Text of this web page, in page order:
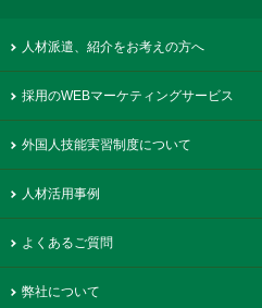
人材派遣、紹介をお考えの方へ
採用のWEBマーケティングサービス
外国人技能実習制度について
人材活用事例
よくあるご質問
弊社について